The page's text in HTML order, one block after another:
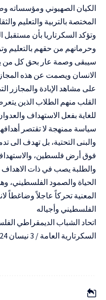
الكيان الصهيوني ومؤسساته
المختصة بالتربية والتعليم
وتؤكد السكرتاريا بأن
وحرمانهم من حقهم بالتعليم
سيبقى وصمة عار بحق كل من
الانسان ويصمت عن هذه
على مشاهد الإبادة والمجازر
القلب منهم الطلاب الذين
للغاية بفعل الاستهداف
سياسة ممنهجة لا تقتصر
والبنى التحتية، بل تهدف الى
فوق أرض فلسطين،
والطلبة يصب في ذات
الحياة والصمود الفلسطيني،
المعنية تحركاً عاجلاً وضاغطاً
الفلسطيني وأجياله
اتحاد الشباب الديمقراطي
السكرتارية العامة / 3 نيسان 2024